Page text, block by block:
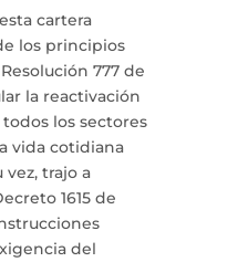
cartera
los principios
777 de
la reactivación
los sectores
vida cotidiana
vez, trajo a
1615 de
del